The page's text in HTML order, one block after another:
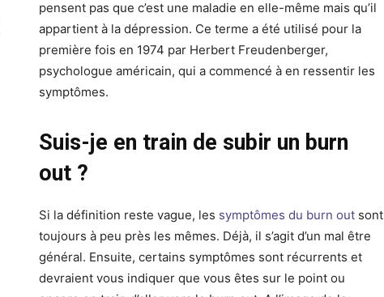
pensent pas que c’est une maladie en elle-même mais qu’il
appartient à la dépression. Ce terme a été utilisé pour la
première fois en 1974 par Herbert Freudenberger,
psychologue américain, qui a commencé à en ressentir les
symptômes.
Suis-je en train de subir un burn
out ?
Si la définition reste vague, les symptômes du burn out sont
toujours à peu près les mêmes. Déjà, il s’agit d’un mal être
général. Ensuite, certains symptômes sont récurrents et
devraient vous indiquer que vous êtes sur le point ou